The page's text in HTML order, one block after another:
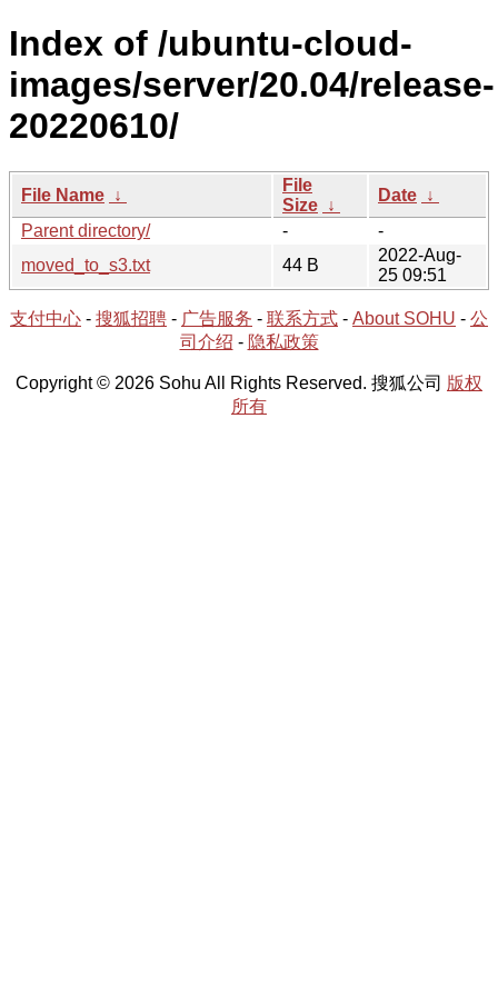
Index of /ubuntu-cloud-
images/server/20.04/release-
20220610/
File Name ↓
File
Size ↓
Date ↓
Parent directory/
-
-
moved_to_s3.txt
44 B
2022-Aug-
25 09:51
支付中心 - 搜狐招聘 - 广告服务 - 联系方式 - About SOHU - 公
司介绍 - 隐私政策
Copyright © 2026 Sohu All Rights Reserved. 搜狐公司 版权
所有